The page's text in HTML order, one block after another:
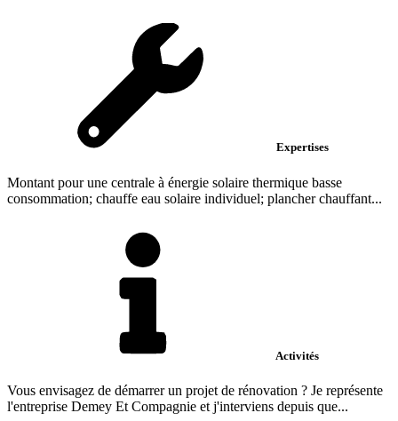
Expertises
Montant pour une centrale à énergie solaire thermique basse
consommation; chauffe eau solaire individuel; plancher chauffant...
Activités
Vous envisagez de démarrer un projet de rénovation ? Je représente
l'entreprise Demey Et Compagnie et j'interviens depuis que...